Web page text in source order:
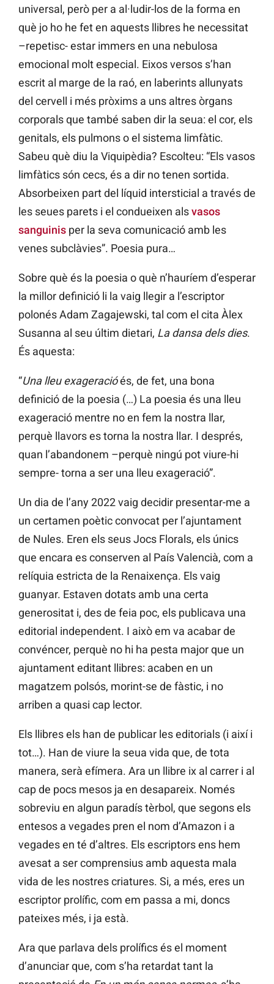
universal, però per a al·ludir-los de la forma en
què jo ho he fet en aquests llibres he necessitat
–repetisc- estar immers en una nebulosa
emocional molt especial. Eixos versos s’han
escrit al marge de la raó, en laberints allunyats
del cervell i més pròxims a uns altres òrgans
corporals que també saben dir la seua: el cor, els
genitals, els pulmons o el sistema limfàtic.
Sabeu què diu la Viquipèdia? Escolteu: “Els vasos
limfàtics són cecs, és a dir no tenen sortida.
Absorbeixen part del líquid intersticial a través de
les seues parets i el condueixen alsvasos
sanguinis per la seva comunicació amb les
venes subclàvies”. Poesia pura…
Sobre què és la poesia o què n’hauríem d’esperar
la millor definició li la vaig llegir a l’escriptor
polonés Adam Zagajewski, tal com el cita Àlex
Susanna al seu últim dietari, La dansa dels dies.
És aquesta:
“Una lleu exageracióés, de fet, una bona
definició de la poesia (…) La poesia és una lleu
exageració mentre no en fem la nostra llar,
perquè llavors es torna la nostra llar. I després,
quan l’abandonem –perquè ningú pot viure-hi
sempre- torna a ser una lleu exageració”.
Un dia de l’any 2022 vaig decidir presentar-me a
un certamen poètic convocat per l’ajuntament
de Nules. Eren els seus Jocs Florals, els únics
que encara es conserven al País Valencià, com a
relíquia estricta de la Renaixença. Els vaig
guanyar. Estaven dotats amb una certa
generositat i, des de feia poc, els publicava una
editorial independent. I això em va acabar de
convéncer, perquè no hi ha pesta major que un
ajuntament editant llibres: acaben en un
magatzem polsós, morint-se de fàstic, i no
arriben a quasi cap lector.
Els llibres els han de publicar les editorials (i així i
tot…). Han de viure la seua vida que, de tota
manera, serà efímera. Ara un llibre ix al carrer i al
cap de pocs mesos ja en desapareix. Només
sobreviu en algun paradís tèrbol, que segons els
entesos a vegades pren el nom d’Amazon i a
vegades en té d’altres. Els escriptors ens hem
avesat a ser comprensius amb aquesta mala
vida de les nostres criatures. Si, a més, eres un
escriptor prolífic, com em passa a mi, doncs
pateixes més, i ja està.
Ara que parlava dels prolífics és el moment
d’anunciar que, com s’ha retardat tant la